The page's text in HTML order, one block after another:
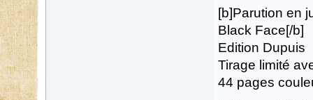
[b]Parution en
Black Face[/b]
Edition Dupuis
Tirage limité
44 pages